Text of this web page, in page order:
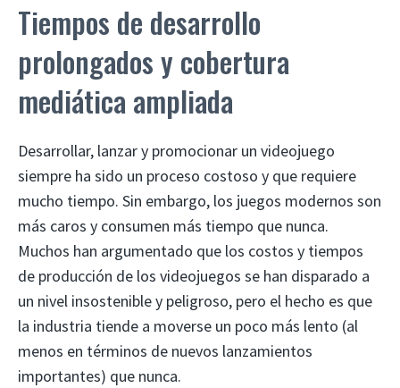
Tiempos de desarrollo
prolongados y cobertura
mediática ampliada
Desarrollar, lanzar y promocionar un videojuego
siempre ha sido un proceso costoso y que requiere
mucho tiempo. Sin embargo, los juegos modernos son
más caros y consumen más tiempo que nunca.
Muchos han argumentado que los costos y tiempos
de producción de los videojuegos se han disparado a
un nivel insostenible y peligroso, pero el hecho es que
la industria tiende a moverse un poco más lento (al
menos en términos de nuevos lanzamientos
importantes) que nunca.